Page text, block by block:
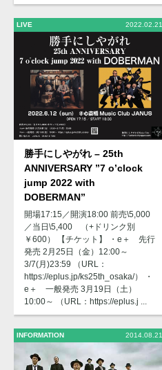
LIVE 2022.02.21
勝手にしやがれ – 25th
ANNIVERSARY ”7 o’clock
jump 2022 with
DOBERMAN”
開場17:15／開演18:00 前売\5,000
／当日\5,400 （+ドリンク別
￥600） 【チケット】 ・e＋ 先行
発売 2月25日（金）12:00～
3/7(月)23:59 （URL：
https://eplus.jp/ks25th_osaka/） ・
e＋ 一般発売 3月19日（土）
10:00～ （URL：https://eplus.j ...
INFORMATION 2014.08.21